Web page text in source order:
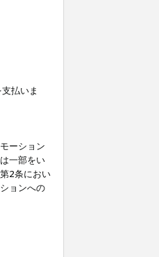
払いま
ーション
一部をい
2条におい
ョンへの